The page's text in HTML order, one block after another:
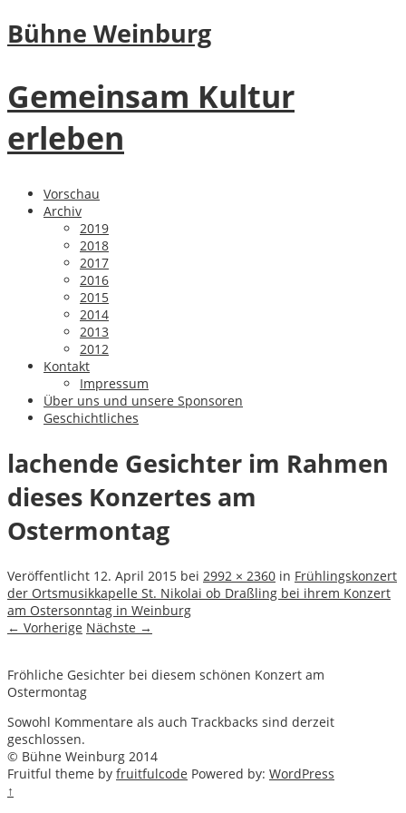
Bühne Weinburg
Gemeinsam Kultur
erleben
Vorschau
Archiv
2019
2018
2017
2016
2015
2014
2013
2012
Kontakt
Impressum
Über uns und unsere Sponsoren
Geschichtliches
lachende Gesichter im Rahmen
dieses Konzertes am
Ostermontag
Veröffentlicht 12. April 2015 bei 2992 × 2360 in Frühlingskonzert
der Ortsmusikkapelle St. Nikolai ob Draßling bei ihrem Konzert
am Ostersonntag in Weinburg
← Vorherige Nächste →
Fröhliche Gesichter bei diesem schönen Konzert am
Ostermontag
Sowohl Kommentare als auch Trackbacks sind derzeit
geschlossen.
© Bühne Weinburg 2014
Fruitful theme by fruitfulcode Powered by: WordPress
↑